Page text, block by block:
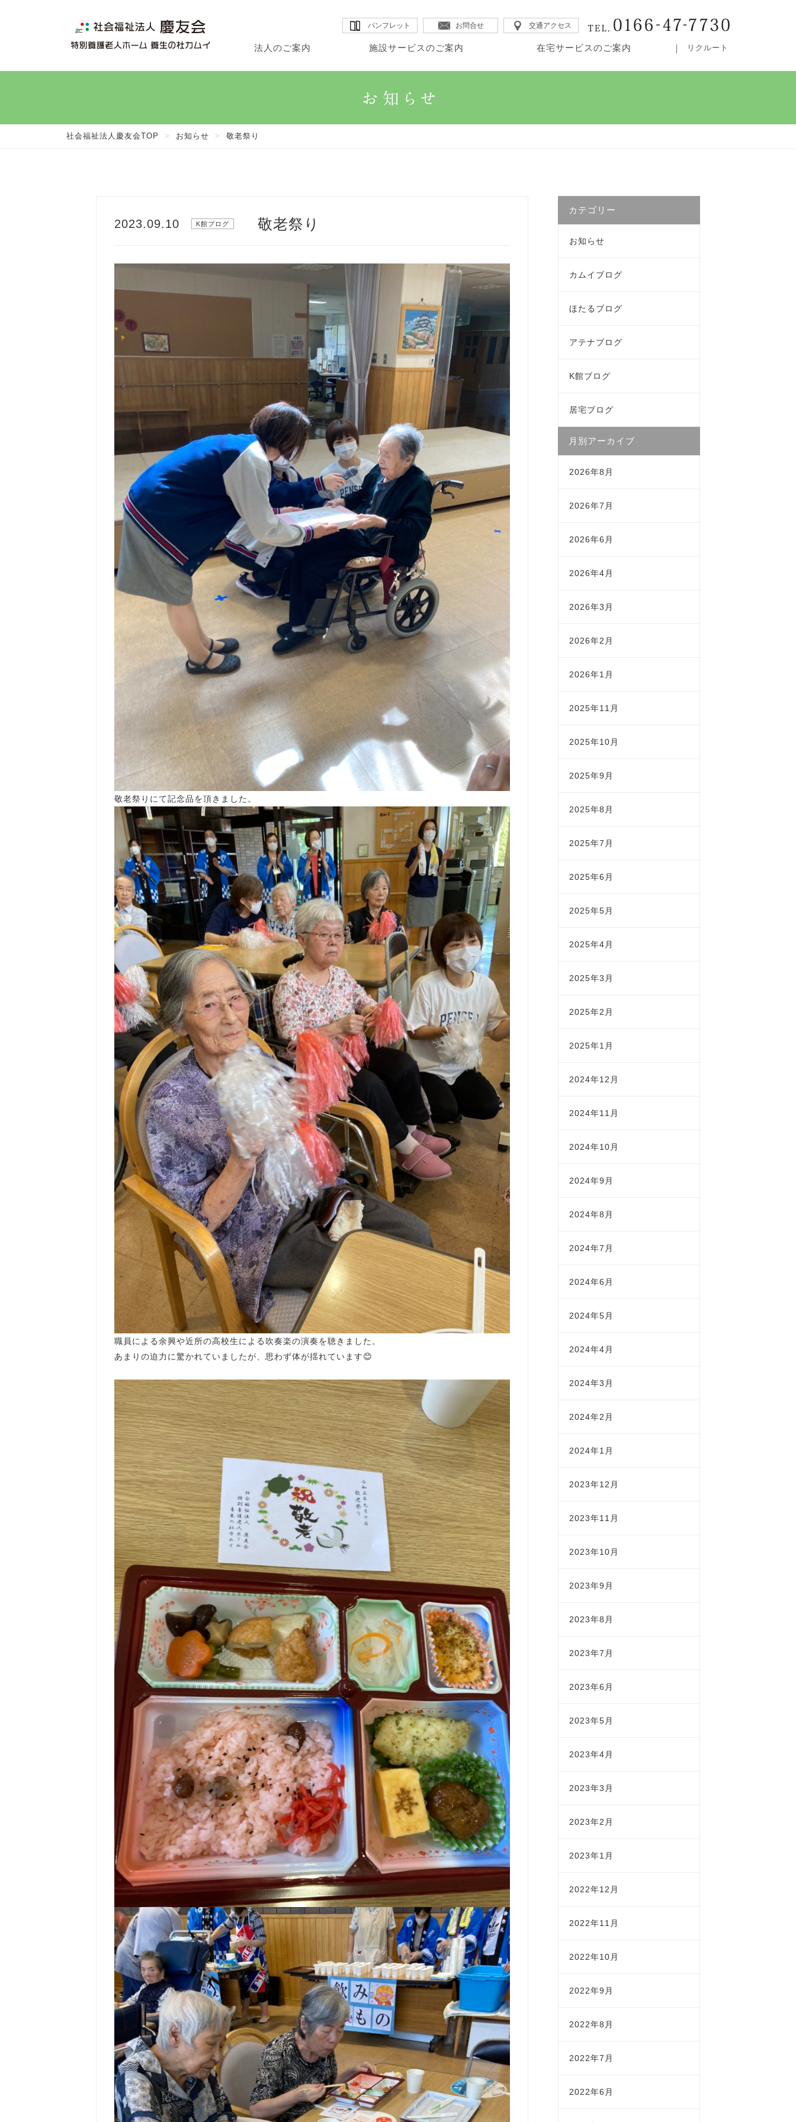
法人のご案内
法人のご案内
・理事長のご挨拶
・法人概要
・情報公開
施設サービスのご案内
施設サービスのご案内
・カムイ
・GHK館
在宅サービスのご案内
在宅サービスのご案内
・DSほたる
・SSカムイ
リクルート
パンフレット お問合せ 交通アクセス
社会福祉法人慶友会TOP > お知らせ > 敬老祭り
2023.09.10 K館ブログ 敬老祭り
敬老祭りにて記念品を頂きました。
職員による余興や近所の高校生による吹奏楽の演奏を聴きました。
あまりの迫力に驚かれていましたが、思わず体が揺れています😊
カテゴリー
お知らせ
カムイブログ
ほたるブログ
アテナブログ
K館ブログ
居宅ブログ
月別アーカイブ
2026年8月
2026年7月
2026年6月
2026年4月
2026年3月
2026年2月
2026年1月
2025年11月
2025年10月
2025年9月
2025年8月
2025年7月
2025年6月
2025年5月
2025年4月
2025年3月
2025年2月
2025年1月
2024年12月
2024年11月
2024年10月
2024年9月
2024年8月
2024年7月
2024年6月
2024年5月
2024年4月
2024年3月
2024年2月
2024年1月
2023年12月
2023年11月
2023年10月
2023年9月
2023年8月
2023年7月
2023年6月
2023年5月
2023年4月
2023年3月
2023年2月
2023年1月
2022年12月
2022年11月
2022年10月
2022年9月
2022年8月
2022年7月
2022年6月